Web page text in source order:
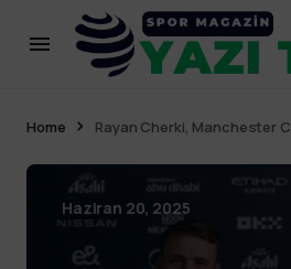
Home Rayan Cherki, Manchester
Haziran 20, 2025